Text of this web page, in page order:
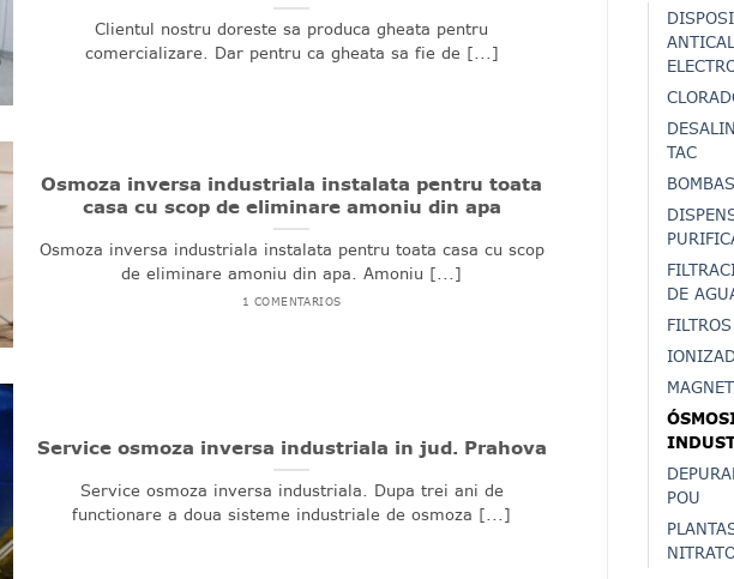
Clientul nostru doreste sa produca gheata pentru
comercializare. Dar pentru ca gheata sa fie de [...]
Osmoza inversa industriala instalata pentru toata
casa cu scop de eliminare amoniu din apa
Osmoza inversa industriala instalata pentru toata casa cu scop
de eliminare amoniu din apa. Amoniu [...]
1 COMENTARIOS
Service osmoza inversa industriala in jud. Prahova
Service osmoza inversa industriala. Dupa trei ani de
functionare a doua sisteme industriale de osmoza [...]
TAC
DE
POU